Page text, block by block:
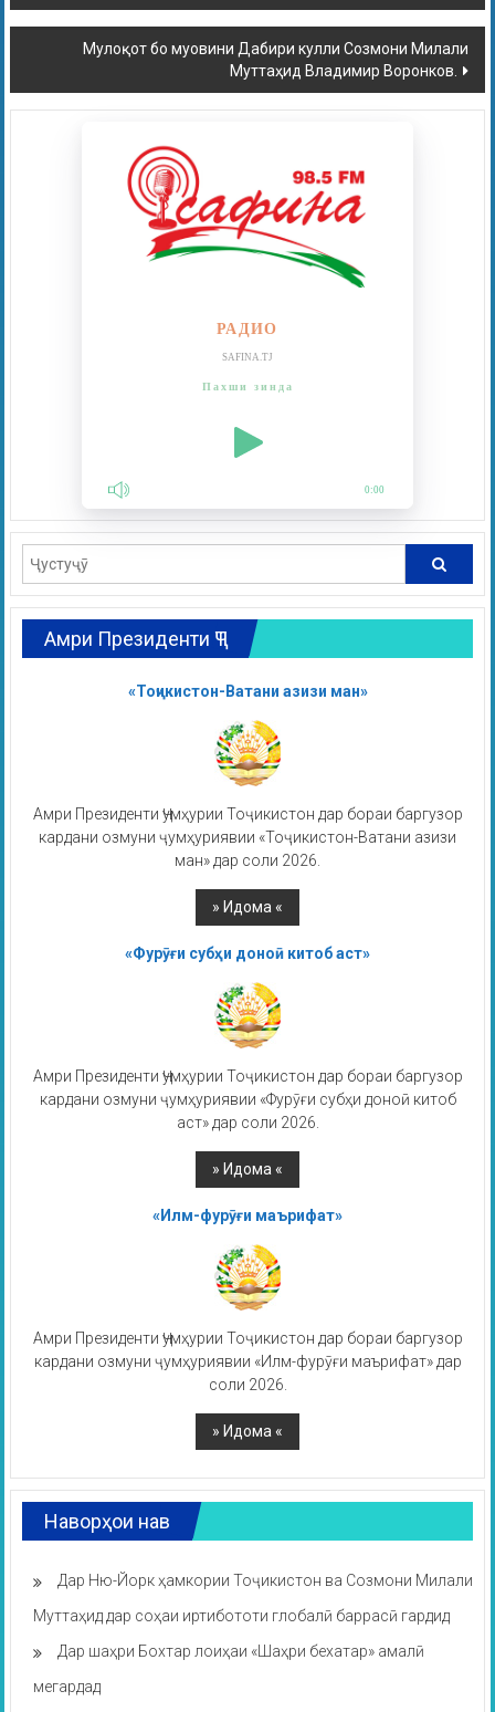
Мулоқот бо муовини Дабири кулли Созмони Милали
Муттаҳид Владимир Воронков.
РАДИО
SAFINA.TJ
Пахши зинда
0:00
Амри Президенти ҶТ
«Тоҷикистон-Ватани азизи ман»
Амри Президенти Ҷумҳурии Тоҷикистон дар бораи баргузор
кардани озмуни ҷумҳуриявии «Тоҷикистон-Ватани азизи
ман» дар соли 2026.
«Фурӯғи субҳи доноӣ китоб аст»
Амри Президенти Ҷумҳурии Тоҷикистон дар бораи баргузор
кардани озмуни ҷумҳуриявии «Фурӯғи субҳи доноӣ китоб
аст» дар соли 2026.
«Илм-фурӯғи маърифат»
Амри Президенти Ҷумҳурии Тоҷикистон дар бораи баргузор
кардани озмуни ҷумҳуриявии «Илм-фурӯғи маърифат» дар
соли 2026.
Наворҳои нав
Дар Ню-Йорк ҳамкории Тоҷикистон ва Созмони Милали
Муттаҳид дар соҳаи иртибототи глобалӣ баррасӣ гардид
Дар шаҳри Бохтар лоиҳаи «Шаҳри бехатар» амалӣ
мегардад